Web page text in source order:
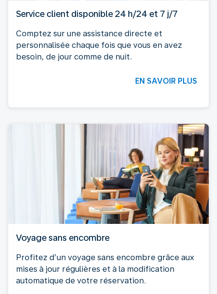
Service client disponible 24 h/24 et 7 j/7
Comptez sur une assistance directe et
personnalisée chaque fois que vous en avez
besoin, de jour comme de nuit.
EN SAVOIR PLUS
Voyage sans encombre
Profitez d’un voyage sans encombre grâce aux
mises à jour régulières et à la modification
automatique de votre réservation.